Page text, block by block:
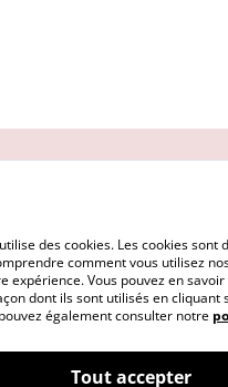
Cookies
des cookies. Les cookies sont
comment vous utilisez
expérience. Vous pouvez en
dont ils sont utilisés en cliquant
également consulter notre
Tout accepter